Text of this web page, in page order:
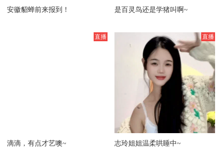
安徽貂蝉前来报到！ 是百灵鸟还是学猪叫啊~
滴滴，有点才艺噢~ 志玲姐姐温柔哄睡中~